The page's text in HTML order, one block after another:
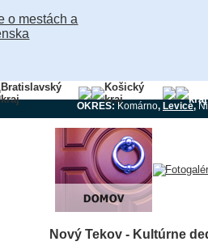
Bratislavský
kraj
Košický
kraj
kraj
OKRES:Komárno, Levice,
Nový Tekov - Kultúrne